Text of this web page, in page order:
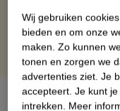
Over dit
Wij gebruiken
bieden en om onze
maken. Zo kunnen
tonen en zorgen we
advertenties ziet. Je
accepteert. Je kunt
intrekken. Meer